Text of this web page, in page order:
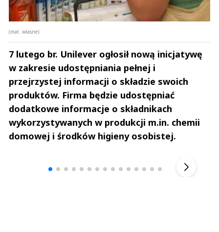
(mat. własne)
7 lutego br. Unilever ogłosił nową inicjatywę
w zakresie udostępniania pełnej i
przejrzystej informacji o składzie swoich
produktów. Firma będzie udostępniać
dodatkowe informacje o składnikach
wykorzystywanych w produkcji m.in. chemii
domowej i środków higieny osobistej.